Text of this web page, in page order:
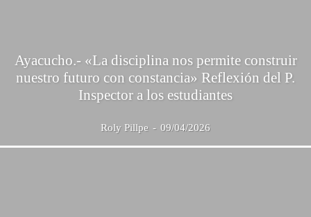
Ayacucho.- «La disciplina nos permite construir
nuestro futuro con constancia» Reflexión del P.
Inspector a los estudiantes
Roly Pillpe - 09/04/2026